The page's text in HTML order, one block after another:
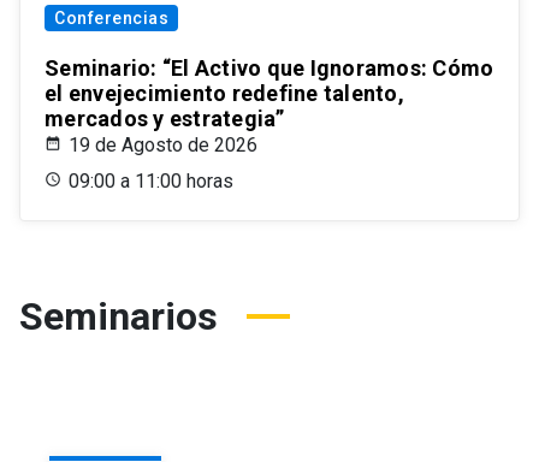
Conferencias
Seminario: “El Activo que Ignoramos: Cómo
el envejecimiento redefine talento,
mercados y estrategia”
19 de Agosto de 2026
09:00 a 11:00 horas
Seminarios